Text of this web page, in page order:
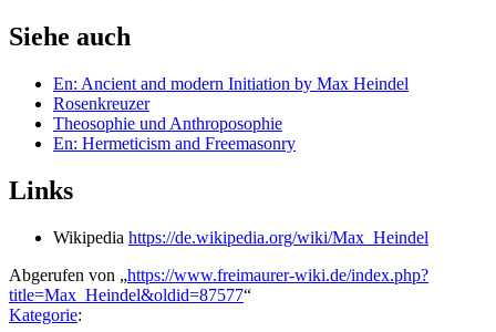
Siehe auch
En: Ancient and modern Initiation by Max Heindel‎
Rosenkreuzer
Theosophie und Anthroposophie
En: Hermeticism and Freemasonry
Links
Wikipedia https://de.wikipedia.org/wiki/Max_Heindel
Abgerufen von „https://www.freimaurer-wiki.de/index.php?
title=Max_Heindel&oldid=87577“
Kategorie: